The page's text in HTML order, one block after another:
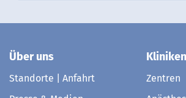
Über uns
Standorte | Anfahrt
Zentren